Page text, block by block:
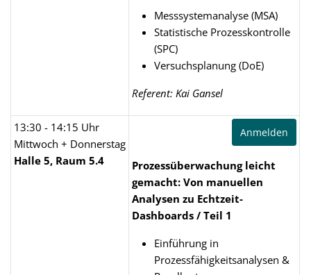
Messsystemanalyse (MSA)
Statistische Prozesskontrolle
(SPC)
Versuchsplanung (DoE)
Referent: Kai Gansel
13:30 - 14:15 Uhr
Mittwoch + Donnerstag
Halle 5, Raum 5.4
Anmelden
Prozessüberwachung leicht
gemacht: Von manuellen
Analysen zu Echtzeit-
Dashboards / Teil 1
Einführung in
Prozessfähigkeitsanalysen &